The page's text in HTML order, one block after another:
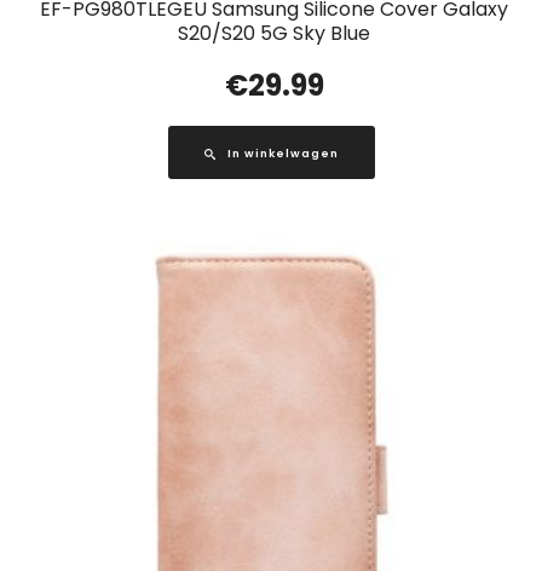
EF-PG980TLEGEU Samsung Silicone Cover Galaxy
S20/S20 5G Sky Blue
€29.99
In winkelwagen